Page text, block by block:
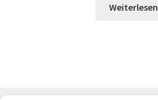
Weiterlesen